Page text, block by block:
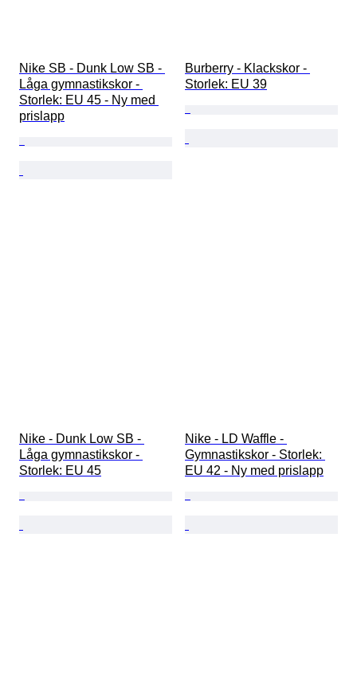
Nike SB - Dunk Low SB -
Låga gymnastikskor -
Storlek: EU 45 - Ny med
prislapp
Burberry - Klackskor -
Storlek: EU 39
Nike - Dunk Low SB -
Låga gymnastikskor -
Storlek: EU 45
Nike - LD Waffle -
Gymnastikskor - Storlek:
EU 42 - Ny med prislapp